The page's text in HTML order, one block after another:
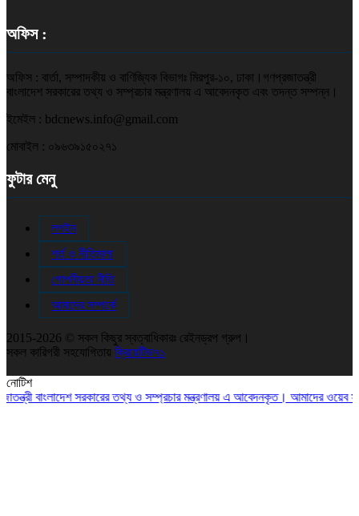
অফিস :
অফিস : বার্তা, সম্পাদকীয় ও বাণিজ্যিক বিভাগঃ মিরপুর-১০, ঢাকা।গণপ্রজাতন্ত্রী
বাংলাদেশ সরকারের তথ্য ও সম্প্রচার মন্ত্রণালয় এ আবেদনকৃত এবং তদন্ত সম্পন্ন।
ইমেইল : bdcnews.info@gmail.com
মোবাইল : ০৯৬৩৯১৫০২৭১
ফুটার মেনু
লগইন
শর্ত ও নীতিমালা
গোপনীয়তা নীতি
আমাদের সম্পর্কে
2015-2026 © সকল কিছুর স্বত্বাধিকারঃ রেইনড্রপ গ্রুপ।
সকল কারিগরী সহযোগিতায় ক্রিয়েটিভ৭১
নোটিশ
বাংলাদেশ সরকারের তথ্য ও সম্প্রচার মন্ত্রণালয় এ আবেদনকৃত। আমাদের ওয়েব